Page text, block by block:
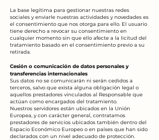
La base legítima para gestionar nuestras redes
sociales y enviarle nuestras actividades y novedades es
el consentimiento que nos otorga para ello. El usuario
tiene derecho a revocar su consentimiento en
cualquier momento sin que ello afecte a la licitud del
tratamiento basado en el consentimiento previo a su
retirada.
Cesión o comunicación de datos personales y
transferencias internacionales
Sus datos no se comunicarán ni serán cedidos a
terceros, salvo que exista alguna obligación legal o
aquellos prestadores vinculados al Responsable que
actúan como encargados del tratamiento.
​Nuestros servidores están ubicados en la Unión
Europea, y con carácter general, contratamos
prestadores de servicios ubicados también dentro del
Espacio Económico Europeo o en países que han sido
declarados con un nivel adecuado de protección.